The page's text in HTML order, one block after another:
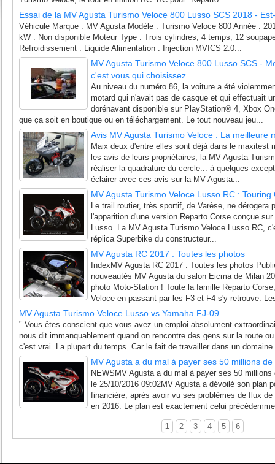
Essai de la MV Agusta Turismo Veloce 800 Lusso SCS 2018 -
Véhicule Marque : MV Agusta Modèle : Turismo Veloce 800 Année :
kW : Non disponible Moteur Type : Trois cylindres, 4 temps, 12
Refroidissement : Liquide Alimentation : Injection MVICS 2.0...
MV Agusta Turismo Veloce 800 Lusso SCS -
c'est vous qui choisissez
Au niveau du numéro 86, la voiture a été
motard qui n'avait pas de casque et qui effectuait
dorénavant disponible sur PlayStation® 4, Xbox
que ça soit en boutique ou en téléchargement. Le tout nouveau jeu...
Avis MV Agusta Turismo Veloce : La meilleure
Maix deux d'entre elles sont déjà dans le maxitest
les avis de leurs propriétaires, la MV Agusta
réaliser la quadrature du cercle... à quelques
éclairer avec ces avis sur la MV Agusta...
MV Agusta Turismo Veloce Lusso RC : Touring
Le trail routier, très sportif, de Varèse, ne dérogera
l'apparition d'une version Reparto Corse conçue
Lusso. La MV Agusta Turismo Veloce Lusso RC,
réplica Superbike du constructeur...
MV Agusta RC 2017 : Toutes les photos
IndexMV Agusta RC 2017 : Toutes les photos
nouveautés MV Agusta du salon Eicma de Milan
photo Moto-Station ! Toute la famille Reparto
Veloce en passant par les F3 et F4 s'y retrouve.
MV Agusta Turismo Veloce Lusso vs Yamaha FJ-09
" Vous êtes conscient que vous avez un emploi absolument
nous dit immanquablement quand on rencontre des gens sur la route
c'est vrai. La plupart du temps. Car le fait de travailler dans un
MV Agusta a du mal à payer ses 50 millions de
NEWSMV Agusta a du mal à payer ses 50
le 25/10/2016 09:02MV Agusta a dévoilé son plan
financière, après avoir vu ses problèmes de flux
en 2016. Le plan est exactement celui
1 2 3 4 5 6